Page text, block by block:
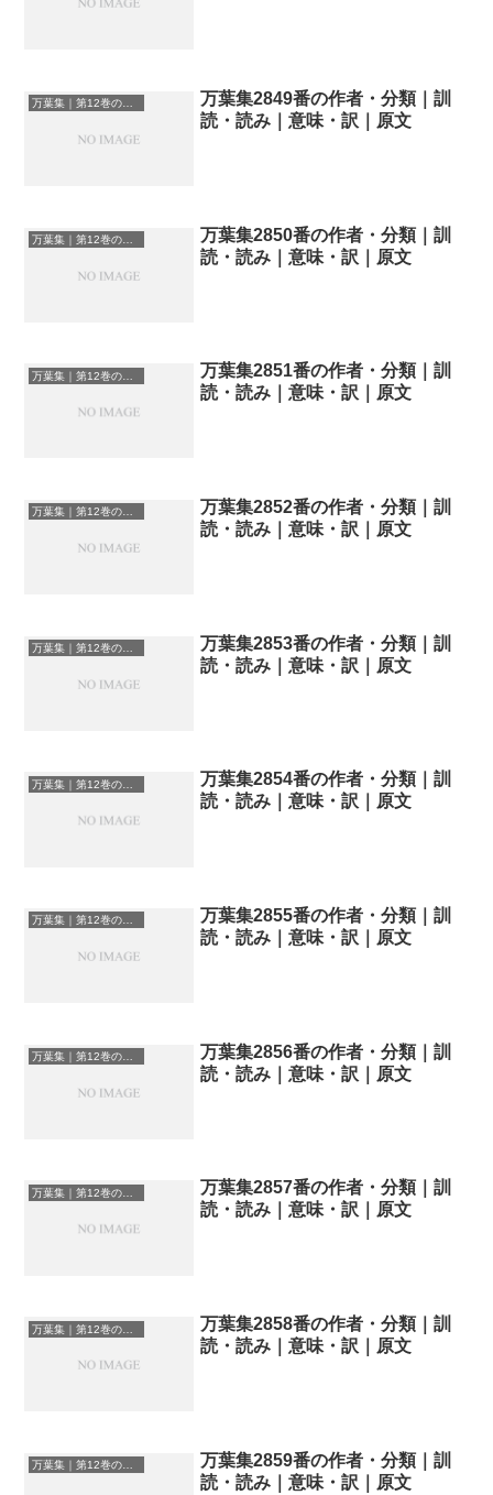
万葉集｜第12巻の和歌一覧
万葉集2849番の作者・分類｜訓
読・読み｜意味・訳｜原文
万葉集｜第12巻の和歌一覧
万葉集2850番の作者・分類｜訓
読・読み｜意味・訳｜原文
万葉集｜第12巻の和歌一覧
万葉集2851番の作者・分類｜訓
読・読み｜意味・訳｜原文
万葉集｜第12巻の和歌一覧
万葉集2852番の作者・分類｜訓
読・読み｜意味・訳｜原文
万葉集｜第12巻の和歌一覧
万葉集2853番の作者・分類｜訓
読・読み｜意味・訳｜原文
万葉集｜第12巻の和歌一覧
万葉集2854番の作者・分類｜訓
読・読み｜意味・訳｜原文
万葉集｜第12巻の和歌一覧
万葉集2855番の作者・分類｜訓
読・読み｜意味・訳｜原文
万葉集｜第12巻の和歌一覧
万葉集2856番の作者・分類｜訓
読・読み｜意味・訳｜原文
万葉集｜第12巻の和歌一覧
万葉集2857番の作者・分類｜訓
読・読み｜意味・訳｜原文
万葉集｜第12巻の和歌一覧
万葉集2858番の作者・分類｜訓
読・読み｜意味・訳｜原文
万葉集｜第12巻の和歌一覧
万葉集2859番の作者・分類｜訓
読・読み｜意味・訳｜原文